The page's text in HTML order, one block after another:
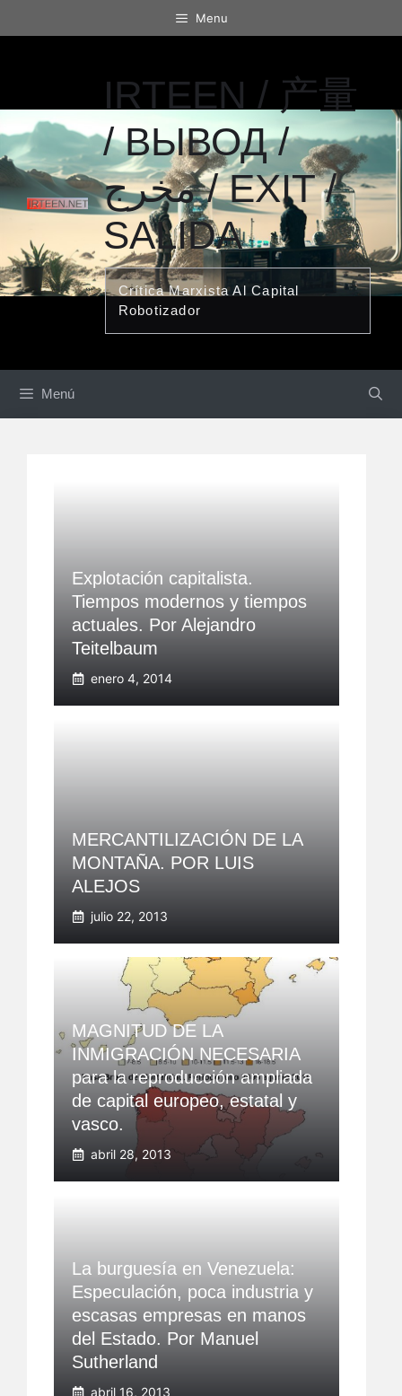
al
Menu
IRTEEN / 产量
/ ВЫВОД /
مخرج / EXIT /
SALIDA
Crítica Marxista Al Capital
Robotizador
Menú
Explotación capitalista.
Tiempos modernos y tiempos
actuales. Por Alejandro
Teitelbaum
enero 4, 2014
MERCANTILIZACIÓN DE LA
MONTAÑA. POR LUIS
ALEJOS
julio 22, 2013
MAGNITUD DE LA
INMIGRACIÓN NECESARIA
para la reproducción ampliada
de capital europeo, estatal y
vasco.
abril 28, 2013
La burguesía en Venezuela:
Especulación, poca industria y
escasas empresas en manos
del Estado. Por Manuel
Sutherland
abril 16, 2013